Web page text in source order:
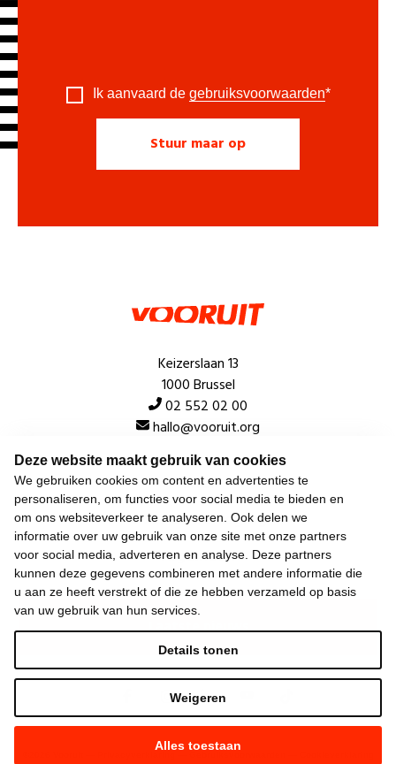
Deze website maakt gebruik van cookies
We gebruiken cookies om content en advertenties te
personaliseren, om functies voor social media te bieden en
om ons websiteverkeer te analyseren. Ook delen we
informatie over uw gebruik van onze site met onze partners
voor social media, adverteren en analyse. Deze partners
kunnen deze gegevens combineren met andere informatie die
u aan ze heeft verstrekt of die ze hebben verzameld op basis
van uw gebruik van hun services.
Alles toestaan
Weigeren
Details tonen
Ik aanvaard de gebruiksvoorwaarden*
Keizerslaan 13
1000 Brussel
02 552 02 00
hallo@vooruit.org
Snel
Over de beweging
Algemeen
Laatste nieuws